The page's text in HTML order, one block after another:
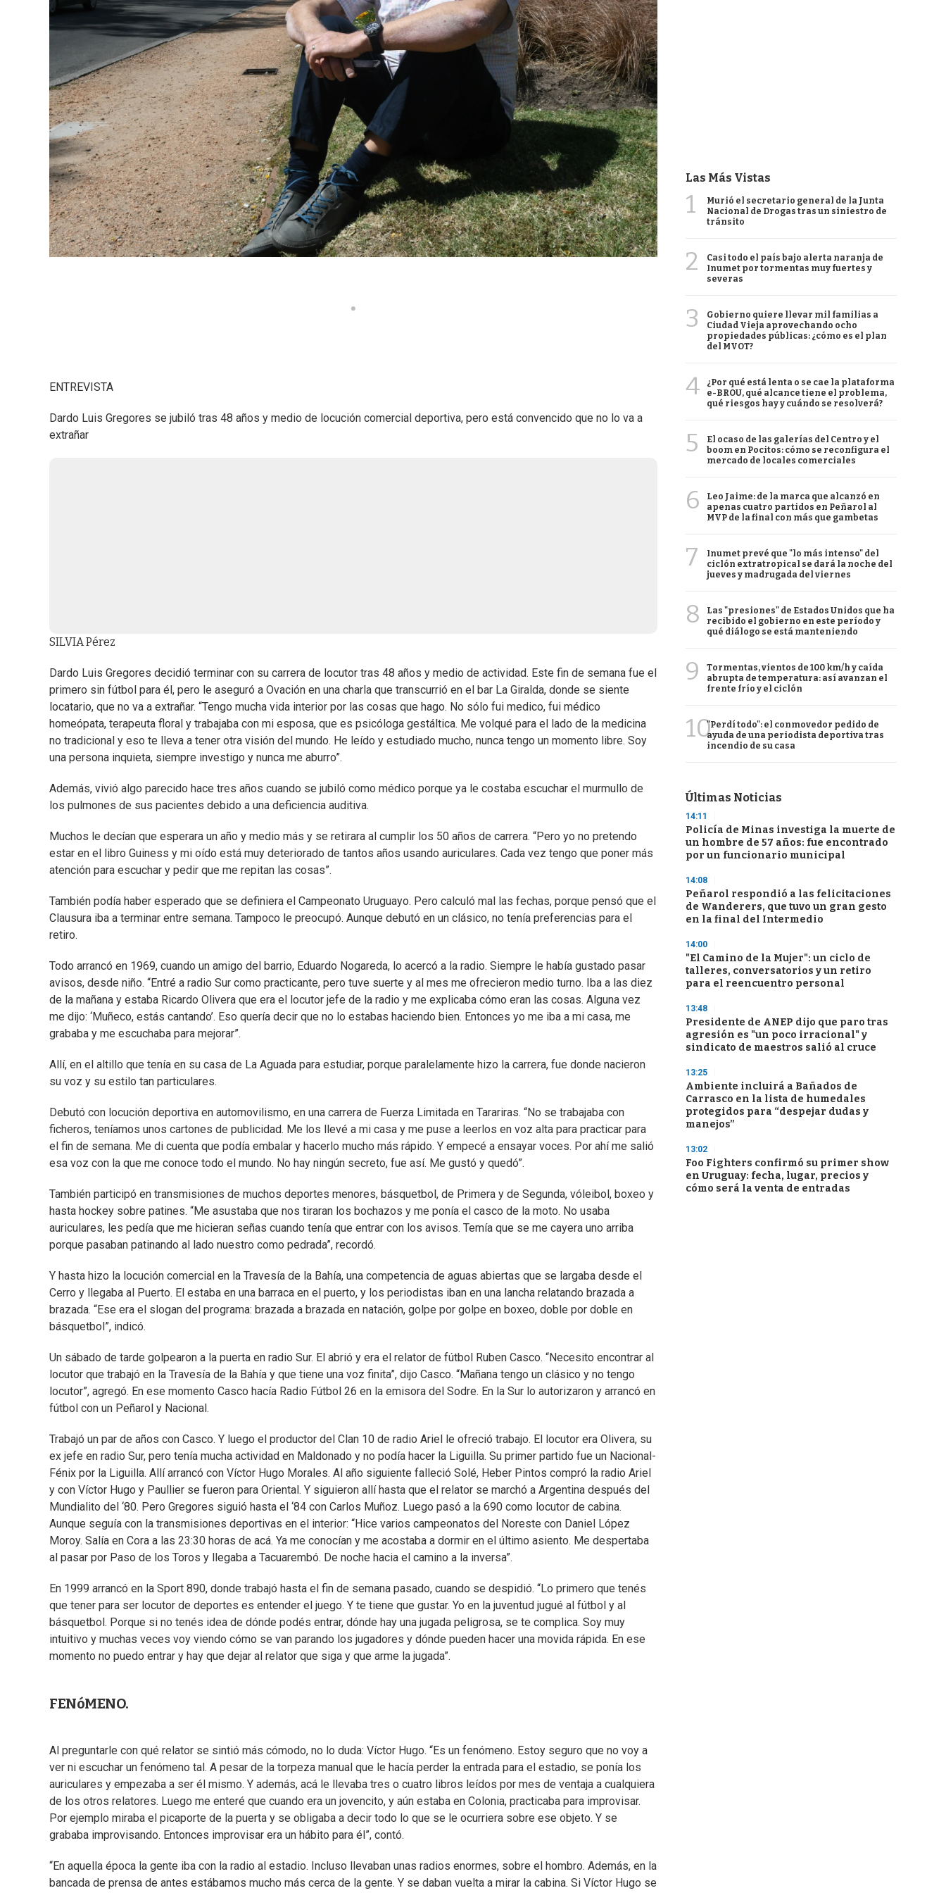
ENTREVISTA
Dardo Luis Gregores se jubiló tras 48 años y medio de locución comercial deportiva, pero está convencido que no lo va a
extrañar
SILVIA Pérez
Dardo Luis Gregores decidió terminar con su carrera de locutor tras 48 años y medio de actividad. Este fin de semana fue el
primero sin fútbol para él, pero le aseguró a Ovación en una charla que transcurrió en el bar La Giralda, donde se siente
locatario, que no va a extrañar. “Tengo mucha vida interior por las cosas que hago. No sólo fui medico, fui médico
homeópata, terapeuta floral y trabajaba con mi esposa, que es psicóloga gestáltica. Me volqué para el lado de la medicina
no tradicional y eso te lleva a tener otra visión del mundo. He leído y estudiado mucho, nunca tengo un momento libre. Soy
una persona inquieta, siempre investigo y nunca me aburro”.
Además, vivió algo parecido hace tres años cuando se jubiló como médico porque ya le costaba escuchar el murmullo de
los pulmones de sus pacientes debido a una deficiencia auditiva.
Muchos le decían que esperara un año y medio más y se retirara al cumplir los 50 años de carrera. “Pero yo no pretendo
estar en el libro Guiness y mi oído está muy deteriorado de tantos años usando auriculares. Cada vez tengo que poner más
atención para escuchar y pedir que me repitan las cosas”.
También podía haber esperado que se definiera el Campeonato Uruguayo. Pero calculó mal las fechas, porque pensó que el
Clausura iba a terminar entre semana. Tampoco le preocupó. Aunque debutó en un clásico, no tenía preferencias para el
retiro.
Todo arrancó en 1969, cuando un amigo del barrio, Eduardo Nogareda, lo acercó a la radio. Siempre le había gustado pasar
avisos, desde niño. “Entré a radio Sur como practicante, pero tuve suerte y al mes me ofrecieron medio turno. Iba a las diez
de la mañana y estaba Ricardo Olivera que era el locutor jefe de la radio y me explicaba cómo eran las cosas. Alguna vez
me dijo: ‘Muñeco, estás cantando’. Eso quería decir que no lo estabas haciendo bien. Entonces yo me iba a mi casa, me
grababa y me escuchaba para mejorar”.
Allí, en el altillo que tenía en su casa de La Aguada para estudiar, porque paralelamente hizo la carrera, fue donde nacieron
su voz y su estilo tan particulares.
Debutó con locución deportiva en automovilismo, en una carrera de Fuerza Limitada en Tarariras. “No se trabajaba con
ficheros, teníamos unos cartones de publicidad. Me los llevé a mi casa y me puse a leerlos en voz alta para practicar para
el fin de semana. Me di cuenta que podía embalar y hacerlo mucho más rápido. Y empecé a ensayar voces. Por ahí me salió
esa voz con la que me conoce todo el mundo. No hay ningún secreto, fue así. Me gustó y quedó”.
También participó en transmisiones de muchos deportes menores, básquetbol, de Primera y de Segunda, vóleibol, boxeo y
hasta hockey sobre patines. “Me asustaba que nos tiraran los bochazos y me ponía el casco de la moto. No usaba
auriculares, les pedía que me hicieran señas cuando tenía que entrar con los avisos. Temía que se me cayera uno arriba
porque pasaban patinando al lado nuestro como pedrada”, recordó.
Y hasta hizo la locución comercial en la Travesía de la Bahía, una competencia de aguas abiertas que se largaba desde el
Cerro y llegaba al Puerto. El estaba en una barraca en el puerto, y los periodistas iban en una lancha relatando brazada a
brazada. “Ese era el slogan del programa: brazada a brazada en natación, golpe por golpe en boxeo, doble por doble en
básquetbol”, indicó.
Un sábado de tarde golpearon a la puerta en radio Sur. El abrió y era el relator de fútbol Ruben Casco. “Necesito encontrar al
locutor que trabajó en la Travesía de la Bahía y que tiene una voz finita”, dijo Casco. “Mañana tengo un clásico y no tengo
locutor”, agregó. En ese momento Casco hacía Radio Fútbol 26 en la emisora del Sodre. En la Sur lo autorizaron y arrancó en
fútbol con un Peñarol y Nacional.
Trabajó un par de años con Casco. Y luego el productor del Clan 10 de radio Ariel le ofreció trabajo. El locutor era Olivera, su
ex jefe en radio Sur, pero tenía mucha actividad en Maldonado y no podía hacer la Liguilla. Su primer partido fue un Nacional-
Fénix por la Liguilla. Allí arrancó con Víctor Hugo Morales. Al año siguiente falleció Solé, Heber Pintos compró la radio Ariel
y con Víctor Hugo y Paullier se fueron para Oriental. Y siguieron allí hasta que el relator se marchó a Argentina después del
Mundialito del ‘80. Pero Gregores siguió hasta el ‘84 con Carlos Muñoz. Luego pasó a la 690 como locutor de cabina.
Aunque seguía con la transmisiones deportivas en el interior: “Hice varios campeonatos del Noreste con Daniel López
Moroy. Salía en Cora a las 23:30 horas de acá. Ya me conocían y me acostaba a dormir en el último asiento. Me despertaba
al pasar por Paso de los Toros y llegaba a Tacuarembó. De noche hacia el camino a la inversa”.
En 1999 arrancó en la Sport 890, donde trabajó hasta el fin de semana pasado, cuando se despidió. “Lo primero que tenés
que tener para ser locutor de deportes es entender el juego. Y te tiene que gustar. Yo en la juventud jugué al fútbol y al
básquetbol. Porque si no tenés idea de dónde podés entrar, dónde hay una jugada peligrosa, se te complica. Soy muy
intuitivo y muchas veces voy viendo cómo se van parando los jugadores y dónde pueden hacer una movida rápida. En ese
momento no puedo entrar y hay que dejar al relator que siga y que arme la jugada”.
FENóMENO.
Al preguntarle con qué relator se sintió más cómodo, no lo duda: Víctor Hugo. “Es un fenómeno. Estoy seguro que no voy a
ver ni escuchar un fenómeno tal. A pesar de la torpeza manual que le hacía perder la entrada para el estadio, se ponía los
auriculares y empezaba a ser él mismo. Y además, acá le llevaba tres o cuatro libros leídos por mes de ventaja a cualquiera
de los otros relatores. Luego me enteré que cuando era un jovencito, y aún estaba en Colonia, practicaba para improvisar.
Por ejemplo miraba el picaporte de la puerta y se obligaba a decir todo lo que se le ocurriera sobre ese objeto. Y se
grababa improvisando. Entonces improvisar era un hábito para él”, contó.
“En aquella época la gente iba con la radio al estadio. Incluso llevaban unas radios enormes, sobre el hombro. Además, en la
bancada de prensa de antes estábamos mucho más cerca de la gente. Y se daban vuelta a mirar la cabina. Si Víctor Hugo se
Las Más Vistas
1
Murió el secretario general de la Junta
Nacional de Drogas tras un siniestro de
tránsito
2
Casi todo el país bajo alerta naranja de
Inumet por tormentas muy fuertes y
severas
3
Gobierno quiere llevar mil familias a
Ciudad Vieja aprovechando ocho
propiedades públicas: ¿cómo es el plan
del MVOT?
4
¿Por qué está lenta o se cae la plataforma
e-BROU, qué alcance tiene el problema,
qué riesgos hay y cuándo se resolverá?
5
El ocaso de las galerías del Centro y el
boom en Pocitos: cómo se reconfigura el
mercado de locales comerciales
6
Leo Jaime: de la marca que alcanzó en
apenas cuatro partidos en Peñarol al
MVP de la final con más que gambetas
7
Inumet prevé que "lo más intenso" del
ciclón extratropical se dará la noche del
jueves y madrugada del viernes
8
Las "presiones" de Estados Unidos que ha
recibido el gobierno en este período y
qué diálogo se está manteniendo
9
Tormentas, vientos de 100 km/h y caída
abrupta de temperatura: así avanzan el
frente frío y el ciclón
10"Perdí todo": el conmovedor pedido de
ayuda de una periodista deportiva tras
incendio de su casa
Últimas Noticias
14:11
Policía de Minas investiga la muerte de
un hombre de 57 años: fue encontrado
por un funcionario municipal
14:08
Peñarol respondió a las felicitaciones
de Wanderers, que tuvo un gran gesto
en la final del Intermedio
14:00
"El Camino de la Mujer": un ciclo de
talleres, conversatorios y un retiro
para el reencuentro personal
13:48
Presidente de ANEP dijo que paro tras
agresión es "un poco irracional" y
sindicato de maestros salió al cruce
13:25
Ambiente incluirá a Bañados de
Carrasco en la lista de humedales
protegidos para “despejar dudas y
manejos”
13:02
Foo Fighters confirmó su primer show
en Uruguay: fecha, lugar, precios y
cómo será la venta de entradas